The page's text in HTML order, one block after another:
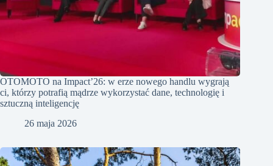
OTOMOTO na Impact’26: w erze nowego handlu wygrają
ci, którzy potrafią mądrze wykorzystać dane, technologię i
sztuczną inteligencję
26 maja 2026